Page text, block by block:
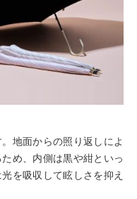
地面からの照り返しによ
め、内側は黒や紺といっ
を吸収して眩しさを抑え